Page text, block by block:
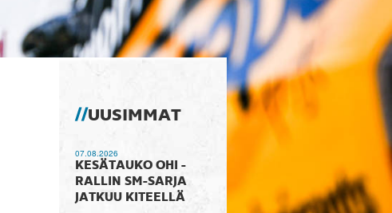
UUSIMMAT
07.08.2026
KESÄTAUKO OHI -
RALLIN SM-SARJA
JATKUU KITEELLÄ